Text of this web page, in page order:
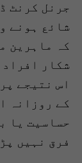
جرنل کرنٹ
شائع ہونے
کہ ماہرین
شکار
اس نتیجے
کے روزانہ
حساسیت یا
فرق نہیں